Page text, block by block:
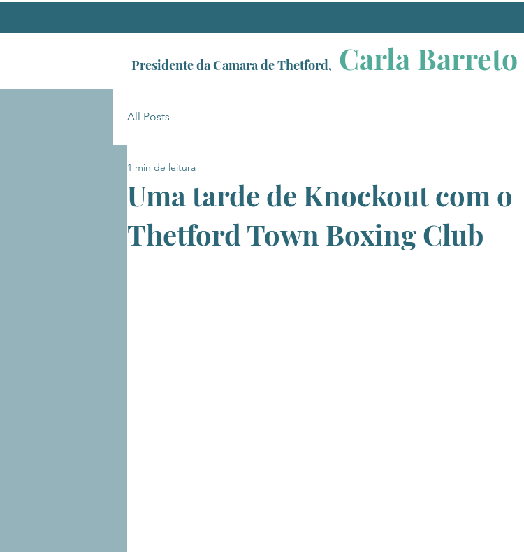
Presidente da Camara de Thetford, Carla Barreto
All Posts
Uma tarde de Knockout com o
Thetford Town Boxing Club
1 min de leitura